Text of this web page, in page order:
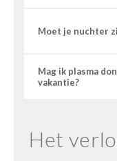
Moet je nuchter
Mag ik plasma
vakantie?
Het